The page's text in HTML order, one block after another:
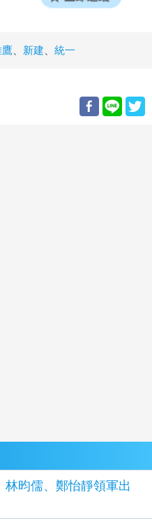
鷹 新建 統一
昀儒、鄭怡靜領軍出